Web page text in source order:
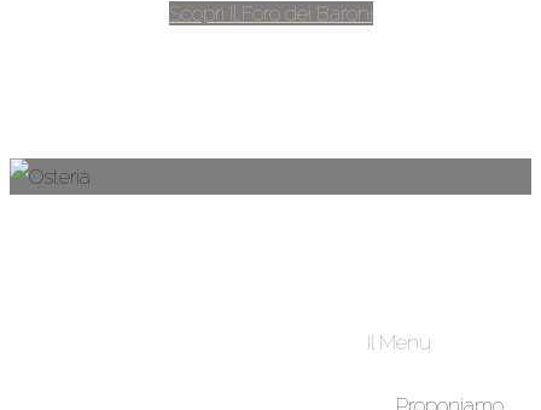
Scopri Il Foro dei Baroni
Il Menu